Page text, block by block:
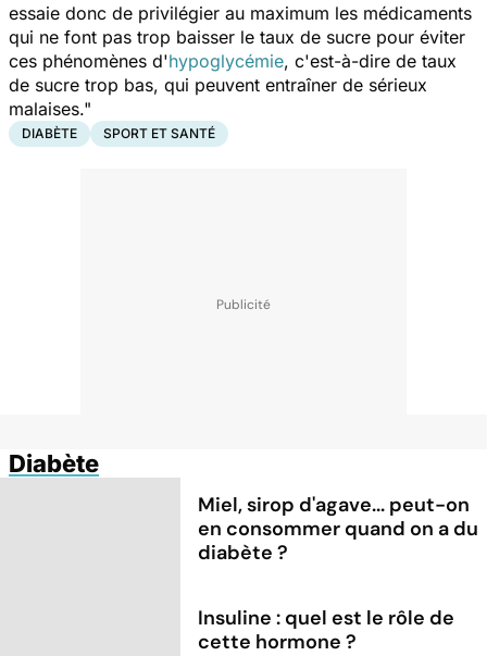
essaie donc de privilégier au maximum les médicaments
qui ne font pas trop baisser le taux de sucre pour éviter
ces phénomènes d'hypoglycémie, c'est-à-dire de taux
de sucre trop bas, qui peuvent entraîner de sérieux
malaises."
DIABÈTE SPORT ET SANTÉ
Diabète
Miel, sirop d'agave... peut-on
en consommer quand on a du
diabète ?
Insuline : quel est le rôle de
cette hormone ?